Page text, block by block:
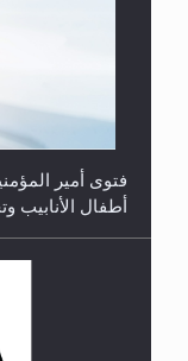
فتوى أمير
أطفال الأنابيب